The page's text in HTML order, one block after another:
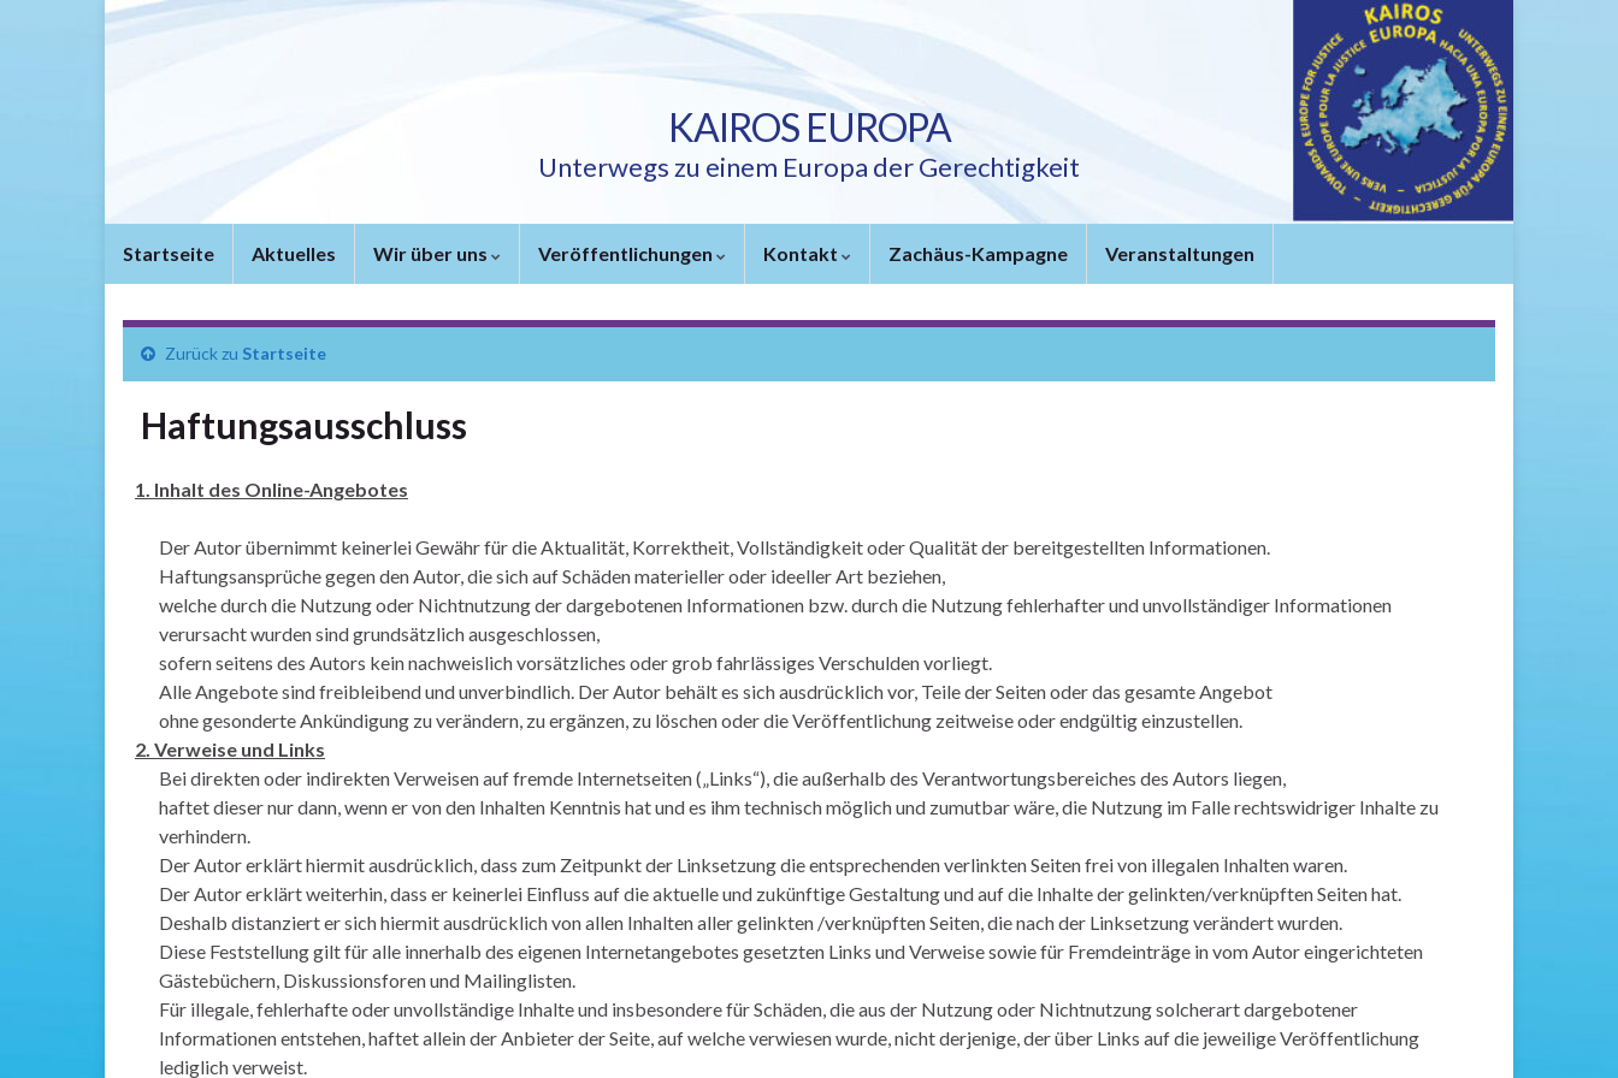
KAIROS EUROPA
Unterwegs zu einem Europa der Gerechtigkeit
Startseite Aktuelles Wir über uns Veröffentlichungen Kontakt Zachäus-Kampagne Veranstaltungen
Zurück zu Startseite
Haftungsausschluss
1. Inhalt des Online-Angebotes
Der Autor übernimmt keinerlei Gewähr für die Aktualität, Korrektheit, Vollständigkeit oder Qualität der bereitgestellten Informationen.
Haftungsansprüche gegen den Autor, die sich auf Schäden materieller oder ideeller Art beziehen,
welche durch die Nutzung oder Nichtnutzung der dargebotenen Informationen bzw. durch die Nutzung fehlerhafter und unvollständiger Informationen
verursacht wurden sind grundsätzlich ausgeschlossen,
sofern seitens des Autors kein nachweislich vorsätzliches oder grob fahrlässiges Verschulden vorliegt.
Alle Angebote sind freibleibend und unverbindlich. Der Autor behält es sich ausdrücklich vor, Teile der Seiten oder das gesamte Angebot
ohne gesonderte Ankündigung zu verändern, zu ergänzen, zu löschen oder die Veröffentlichung zeitweise oder endgültig einzustellen.
2. Verweise und Links
Bei direkten oder indirekten Verweisen auf fremde Internetseiten („Links“), die außerhalb des Verantwortungsbereiches des Autors liegen,
haftet dieser nur dann, wenn er von den Inhalten Kenntnis hat und es ihm technisch möglich und zumutbar wäre, die Nutzung im Falle rechtswidriger Inhalte zu
verhindern.
Der Autor erklärt hiermit ausdrücklich, dass zum Zeitpunkt der Linksetzung die entsprechenden verlinkten Seiten frei von illegalen Inhalten waren.
Der Autor erklärt weiterhin, dass er keinerlei Einfluss auf die aktuelle und zukünftige Gestaltung und auf die Inhalte der gelinkten/verknüpften Seiten hat.
Deshalb distanziert er sich hiermit ausdrücklich von allen Inhalten aller gelinkten /verknüpften Seiten, die nach der Linksetzung verändert wurden.
Diese Feststellung gilt für alle innerhalb des eigenen Internetangebotes gesetzten Links und Verweise sowie für Fremdeinträge in vom Autor eingerichteten
Gästebüchern, Diskussionsforen und Mailinglisten.
Für illegale, fehlerhafte oder unvollständige Inhalte und insbesondere für Schäden, die aus der Nutzung oder Nichtnutzung solcherart dargebotener
Informationen entstehen, haftet allein der Anbieter der Seite, auf welche verwiesen wurde, nicht derjenige, der über Links auf die jeweilige Veröffentlichung
lediglich verweist.